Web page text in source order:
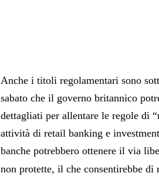
Anche i titoli regolamentari sono
sabato che il governo britannico
dettagliati per allentare le regole di
attività di retail banking e
banche potrebbero ottenere il via
non protette, il che consentirebbe di